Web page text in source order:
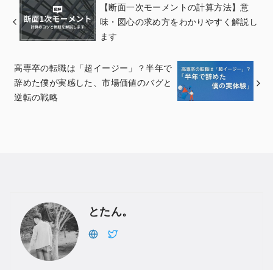
【断面一次モーメントの計算方法】意
味・図心の求め方をわかりやすく解説し
ます
高専卒の転職は「超イージー」？半年で
辞めた僕が実感した、市場価値のバグと
逆転の戦略
とたん。